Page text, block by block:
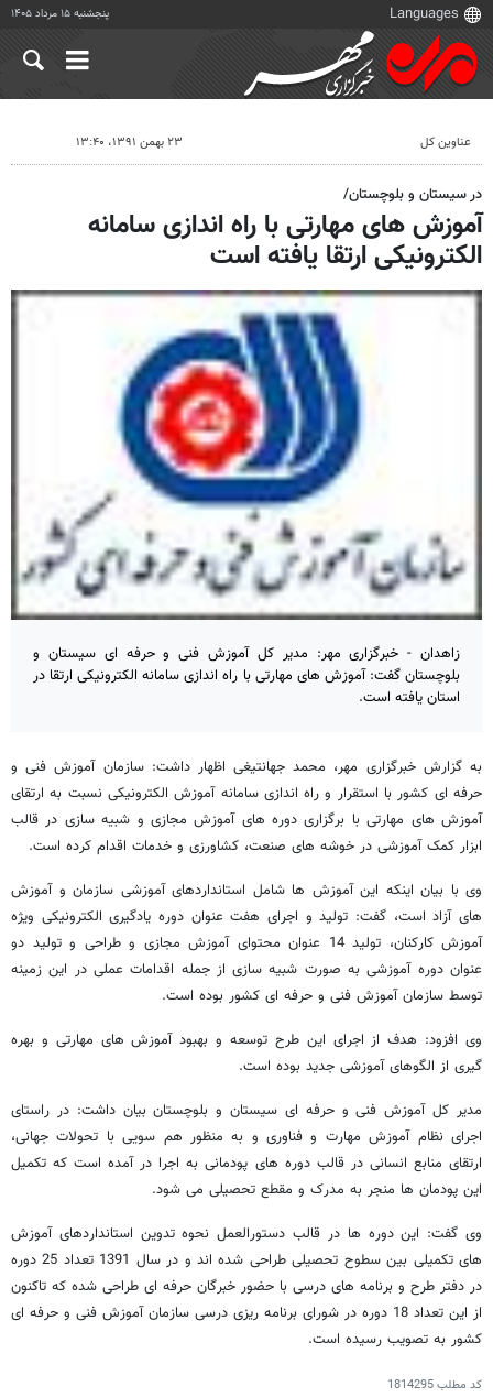
پنجشنبه ۱۵ مرداد ۱۴۰۵
عناوین کل ۲۳ بهمن ۱۳۹۱، ۱۳:۴۰
در سیستان و بلوچستان/
آموزش های مهارتی با راه اندازی سامانه
الکترونیکی ارتقا یافته است
زاهدان - خبرگزاری مهر: مدیر کل آموزش فنی و حرفه ای سیستان و
بلوچستان گفت: آموزش های مهارتی با راه اندازی سامانه الکترونیکی ارتقا در
استان یافته است.
به گزارش خبرگزاری مهر، محمد جهانتیغی اظهار داشت: سازمان آموزش فنی و
حرفه ای کشور با استقرار و راه اندازی سامانه آموزش الکترونیکی نسبت به ارتقای
آموزش های مهارتی با برگزاری دوره های آموزش مجازی و شبیه سازی در قالب
ابزار کمک آموزشی در خوشه های صنعت، کشاورزی و خدمات اقدام کرده است.
وی با بیان اینکه این آموزش ها شامل استانداردهای آموزشی سازمان و آموزش
های آزاد است، گفت: تولید و اجرای هفت عنوان دوره یادگیری الکترونیکی ویژه
آموزش کارکنان، تولید 14 عنوان محتوای آموزش مجازی و طراحی و تولید دو
عنوان دوره آموزشی به صورت شبیه سازی از جمله اقدامات عملی در این زمینه
توسط سازمان آموزش فنی و حرفه ای کشور بوده است.
وی افزود: هدف از اجرای این طرح توسعه و بهبود آموزش های مهارتی و بهره
گیری از الگوهای آموزشی جدید بوده است.
مدیر کل آموزش فنی و حرفه ای سیستان و بلوچستان بیان داشت: در راستای
اجرای نظام آموزش مهارت و فناوری و به منظور هم سویی با تحولات جهانی،
ارتقای منابع انسانی در قالب دوره های پودمانی به اجرا در آمده است که تکمیل
این پودمان ها منجر به مدرک و مقطع تحصیلی می شود.
وی گفت: این دوره ها در قالب دستورالعمل نحوه تدوین استانداردهای آموزش
های تکمیلی بین سطوح تحصیلی طراحی شده اند و در سال 1391 تعداد 25 دوره
در دفتر طرح و برنامه های درسی با حضور خبرگان حرفه ای طراحی شده که تاکنون
از این تعداد 18 دوره در شورای برنامه ریزی درسی سازمان آموزش فنی و حرفه ای
کشور به تصویب رسیده است.
کد مطلب1814295